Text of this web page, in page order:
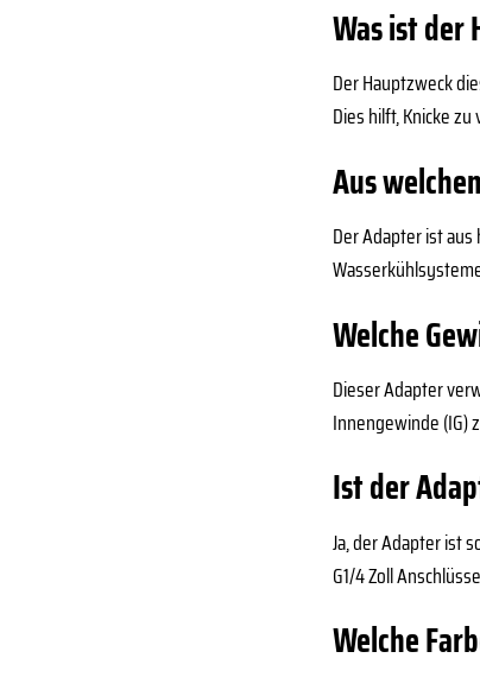
Was ist der
Der Hauptzweck
Dies hilft, Knicke
Aus
Der Adapter ist
Welche
Dieser Adapter
Innengewinde (IG)
Ist der
Ja, der Adapter ist
G1/4 Zoll
Welche